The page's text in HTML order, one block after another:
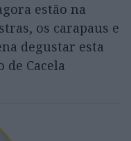
estão na
os carapaus e
degustar esta
Cacela